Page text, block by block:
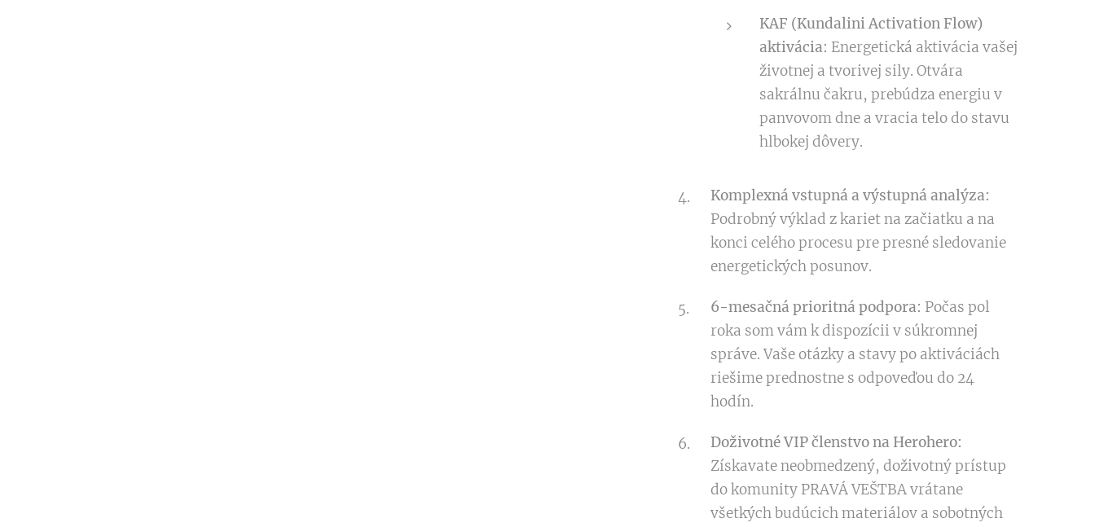
KAF (Kundalini Activation Flow)
aktivácia: Energetická aktivácia vašej
životnej a tvorivej sily. Otvára
sakrálnu čakru, prebúdza energiu v
panvovom dne a vracia telo do stavu
hlbokej dôvery.
Komplexná vstupná a výstupná analýza:
Podrobný výklad z kariet na začiatku a na
konci celého procesu pre presné sledovanie
energetických posunov.
6-mesačná prioritná podpora: Počas pol
roka som vám k dispozícii v súkromnej
správe. Vaše otázky a stavy po aktiváciách
riešime prednostne s odpoveďou do 24
hodín.
Doživotné VIP členstvo na Herohero:
Získavate neobmedzený, doživotný prístup
do komunity PRAVÁ VEŠTBA vrátane
všetkých budúcich materiálov a sobotných